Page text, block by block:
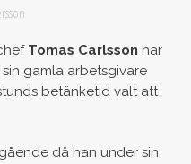
Tomas Carlsson har
gamla arbetsgivare
betänketid valt att
då han under sin